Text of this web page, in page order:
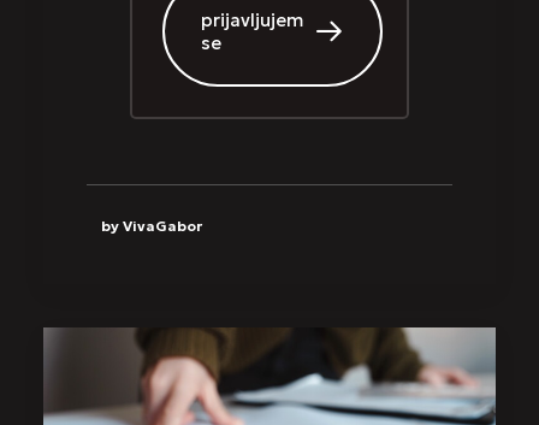
prijavljujem
se
by VivaGabor